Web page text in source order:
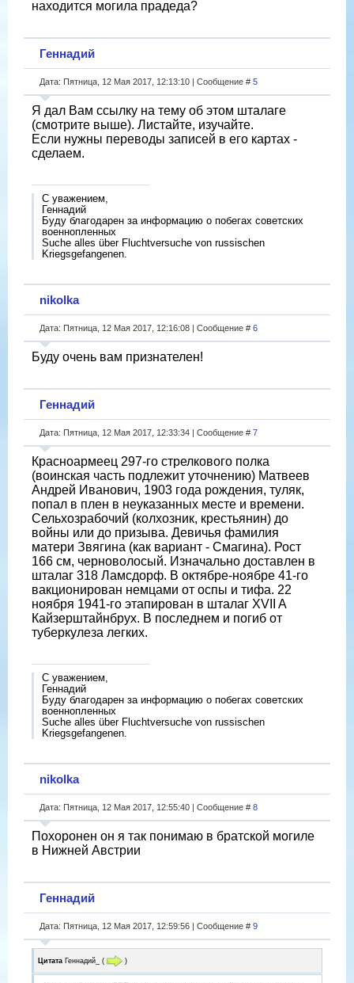
находится могила прадеда?
Геннадий
Дата: Пятница, 12 Мая 2017, 12:13:10 | Сообщение # 5
Я дал Вам ссылку на тему об этом шталаге
(смотрите выше). Листайте, изучайте.
Если нужны переводы записей в его картах -
сделаем.
С уважением,
Геннадий
Буду благодарен за информацию о побегах советских
военнопленных
Suche alles über Fluchtversuche von russischen
Kriegsgefangenen.
nikolka
Дата: Пятница, 12 Мая 2017, 12:16:08 | Сообщение # 6
Буду очень вам признателен!
Геннадий
Дата: Пятница, 12 Мая 2017, 12:33:34 | Сообщение # 7
Красноармеец 297-го стрелкового полка
(воинская часть подлежит уточнению) Матвеев
Андрей Иванович, 1903 года рождения, туляк,
попал в плен в неуказанных месте и времени.
Сельхозрабочий (колхозник, крестьянин) до
войны или до призыва. Девичья фамилия
матери Звягина (как вариант - Смагина). Рост
166 см, черноволосый. Изначально доставлен в
шталаг 318 Ламсдорф. В октябре-ноябре 41-го
вакционирован немцами от оспы и тифа. 22
ноября 1941-го этапирован в шталаг XVII A
Кайзерштайнбрух. В последнем и погиб от
туберкулеза легких.
С уважением,
Геннадий
Буду благодарен за информацию о побегах советских
военнопленных
Suche alles über Fluchtversuche von russischen
Kriegsgefangenen.
nikolka
Дата: Пятница, 12 Мая 2017, 12:55:40 | Сообщение # 8
Похоронен он я так понимаю в братской могиле
в Нижней Австрии
Геннадий
Дата: Пятница, 12 Мая 2017, 12:59:56 | Сообщение # 9
Цитата Геннадий_ ( )